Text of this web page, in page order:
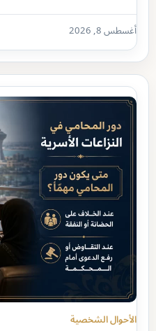
أغسطس 8, 2026
الأحوال الشخصية